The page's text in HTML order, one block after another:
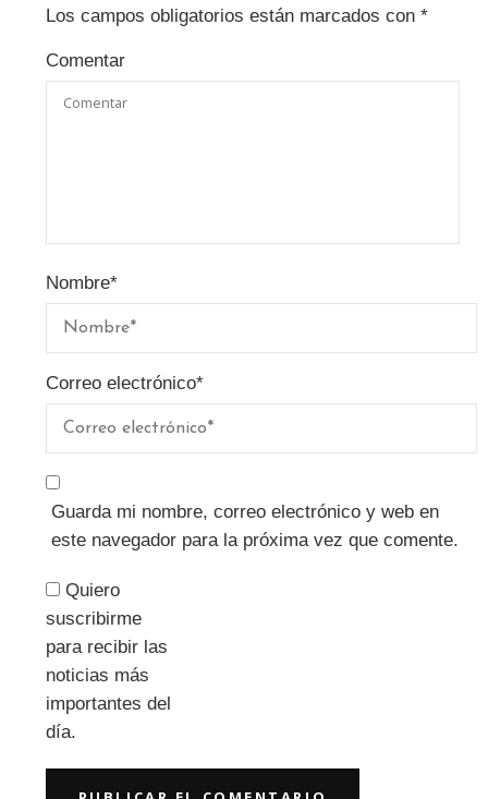
Los campos obligatorios están marcados con *
Comentar
Nombre*
Correo electrónico*
Guarda mi nombre, correo electrónico y web en
este navegador para la próxima vez que comente.
Quiero
suscribirme
para recibir las
noticias más
importantes del
día.